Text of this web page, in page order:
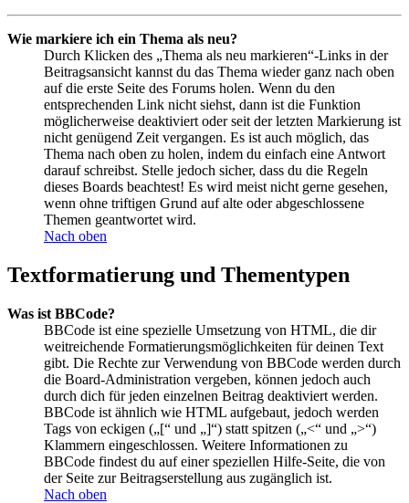
Wie markiere ich ein Thema als neu?
Durch Klicken des „Thema als neu markieren“-Links in der
Beitragsansicht kannst du das Thema wieder ganz nach oben
auf die erste Seite des Forums holen. Wenn du den
entsprechenden Link nicht siehst, dann ist die Funktion
möglicherweise deaktiviert oder seit der letzten Markierung ist
nicht genügend Zeit vergangen. Es ist auch möglich, das
Thema nach oben zu holen, indem du einfach eine Antwort
darauf schreibst. Stelle jedoch sicher, dass du die Regeln
dieses Boards beachtest! Es wird meist nicht gerne gesehen,
wenn ohne triftigen Grund auf alte oder abgeschlossene
Themen geantwortet wird.
Nach oben
Textformatierung und Thementypen
Was ist BBCode?
BBCode ist eine spezielle Umsetzung von HTML, die dir
weitreichende Formatierungsmöglichkeiten für deinen Text
gibt. Die Rechte zur Verwendung von BBCode werden durch
die Board-Administration vergeben, können jedoch auch
durch dich für jeden einzelnen Beitrag deaktiviert werden.
BBCode ist ähnlich wie HTML aufgebaut, jedoch werden
Tags von eckigen („[“ und „]“) statt spitzen („<“ und „>“)
Klammern eingeschlossen. Weitere Informationen zu
BBCode findest du auf einer speziellen Hilfe-Seite, die von
der Seite zur Beitragserstellung aus zugänglich ist.
Nach oben